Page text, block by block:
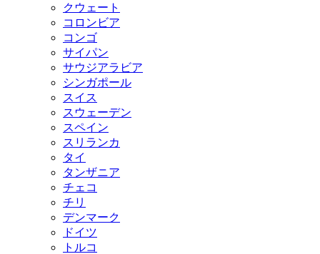
クウェート
コロンビア
コンゴ
サイパン
サウジアラビア
シンガポール
スイス
スウェーデン
スペイン
スリランカ
タイ
タンザニア
チェコ
チリ
デンマーク
ドイツ
トルコ